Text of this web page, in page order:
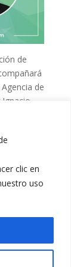
clic en
uso
de
de
las
a